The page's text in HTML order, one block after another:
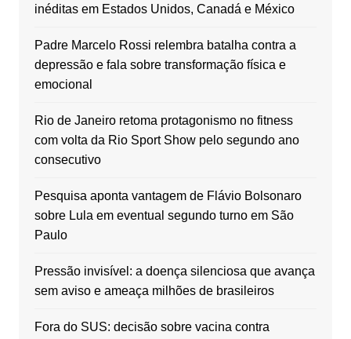
inéditas em Estados Unidos, Canadá e México
Padre Marcelo Rossi relembra batalha contra a
depressão e fala sobre transformação física e
emocional
Rio de Janeiro retoma protagonismo no fitness
com volta da Rio Sport Show pelo segundo ano
consecutivo
Pesquisa aponta vantagem de Flávio Bolsonaro
sobre Lula em eventual segundo turno em São
Paulo
Pressão invisível: a doença silenciosa que avança
sem aviso e ameaça milhões de brasileiros
Fora do SUS: decisão sobre vacina contra